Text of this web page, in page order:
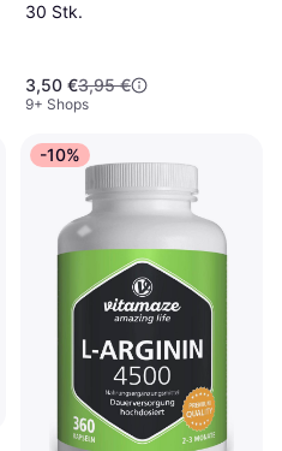
30 Stk.
3,50 €3,95 €
9+ Shops
-10%